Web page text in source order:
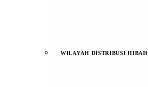
WILAYAH DISTRIBUSI HIBAH